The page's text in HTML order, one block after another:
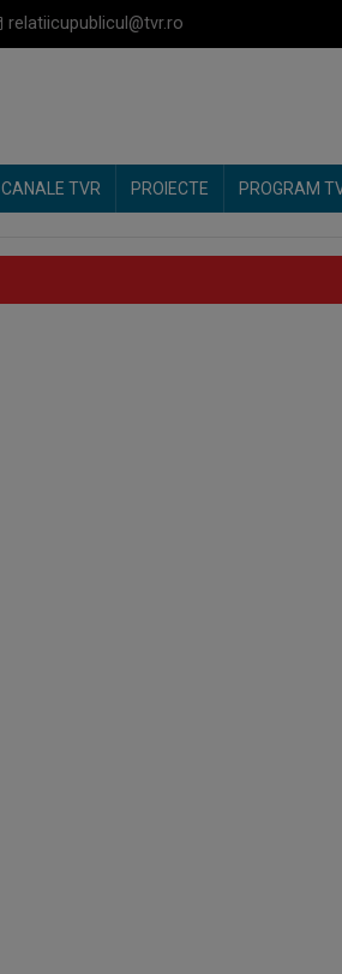
relatiicupublicul@tvr.ro
CANALE TVR PROIECTE PROGRAM